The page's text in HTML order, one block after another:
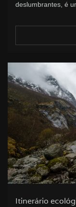
deslumbrantes, é
Itinerário